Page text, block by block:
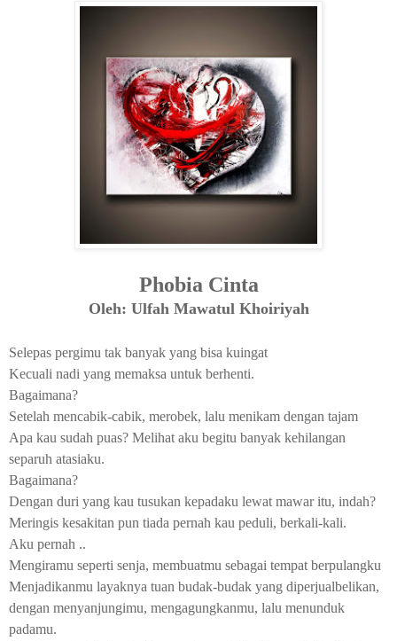
Phobia Cinta
Oleh: Ulfah Mawatul Khoiriyah
Selepas pergimu tak banyak yang bisa kuingat
Kecuali nadi yang memaksa untuk berhenti.
Bagaimana?
Setelah mencabik-cabik, merobek, lalu menikam dengan tajam
Apa kau sudah puas? Melihat aku begitu banyak kehilangan
separuh atasiaku.
Bagaimana?
Dengan duri yang kau tusukan kepadaku lewat mawar itu, indah?
Meringis kesakitan pun tiada pernah kau peduli, berkali-kali.
Aku pernah ..
Mengiramu seperti senja, membuatmu sebagai tempat berpulangku
Menjadikanmu layaknya tuan budak-budak yang diperjualbelikan,
dengan menyanjungimu, mengagungkanmu, lalu menunduk
padamu.